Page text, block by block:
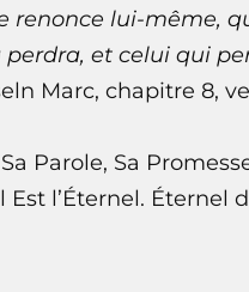
renonce lui-même,
et celui qui
Marc, chapitre 8,
Parole, Sa
Est l’Éternel.